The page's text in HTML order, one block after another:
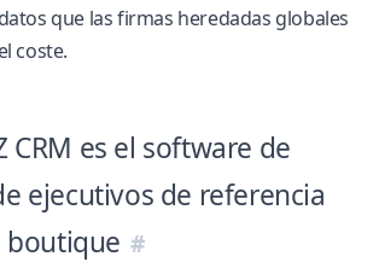
que las firmas heredadas globales
coste.
CRM es el software de
ejecutivos de referencia
boutique